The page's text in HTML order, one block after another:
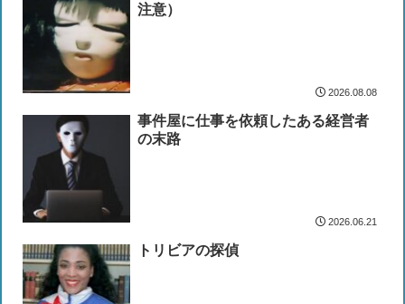
注意）
2026.08.08
事件屋に仕事を依頼したある経営者
の末路
2026.06.21
トリビアの探偵